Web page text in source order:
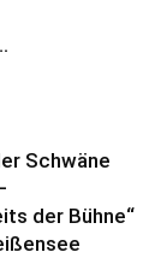
Schwäne
der Bühne“